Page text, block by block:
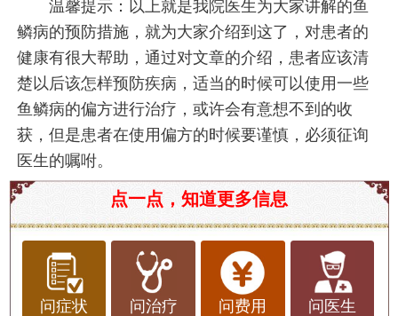
温馨提示：以上就是我院医生为大家讲解的鱼
鳞病的预防措施，就为大家介绍到这了，对患者的
健康有很大帮助，通过对文章的介绍，患者应该清
楚以后该怎样预防疾病，适当的时候可以使用一些
鱼鳞病的偏方进行治疗，或许会有意想不到的收
获，但是患者在使用偏方的时候要谨慎，必须征询
医生的嘱咐。
点一点，知道更多信息
问症状 问治疗 问费用 问医生